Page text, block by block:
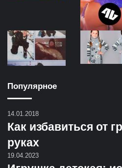
Популярное
14.01.2018
Как избавиться от
руках
19.04.2023